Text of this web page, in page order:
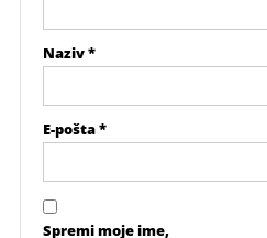
Naziv*
E-pošta*
Spremi moje ime,